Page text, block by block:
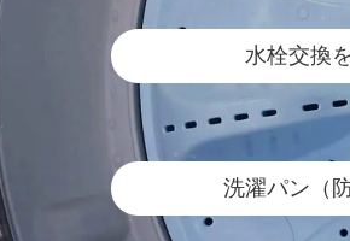
水栓交換
洗濯パン（